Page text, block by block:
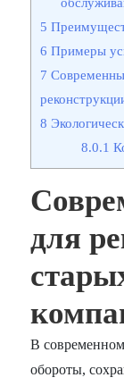
5
6 Примеры
7
8
8.0.1
для
В
обороты,